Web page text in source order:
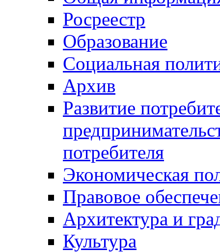
Росреестр
Образование
Социальная
Архив
Развитие
потребителя
Экономическая
Правовое
Архитектура и
Культура